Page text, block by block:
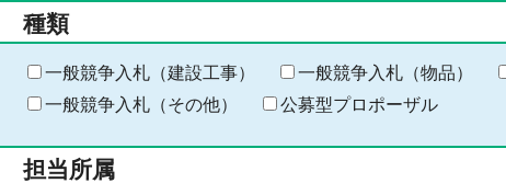
る
キ
ー
ー
種類
一般競争入札（建設工事） 一般競争入札（物品）
一般競争入札（その他）
公募型プロポーザル
担当所属